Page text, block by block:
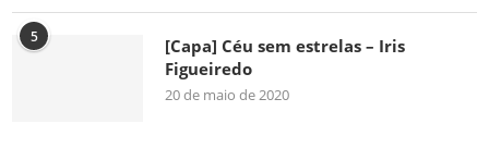
5
[Capa] Céu sem estrelas – Iris
Figueiredo
20 de maio de 2020